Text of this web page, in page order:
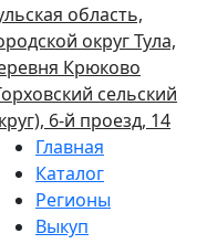
область,
округ Тула,
Крюково
сельский
6-й проезд, 14
Главная
Каталог
Регионы
Выкуп